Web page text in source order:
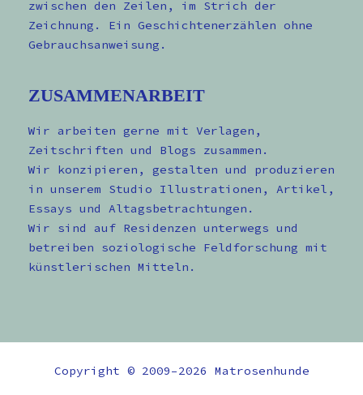
zwischen den Zeilen, im Strich der
Zeichnung. Ein Geschichtenerzählen ohne
Gebrauchsanweisung.
ZUSAMMENARBEIT
Wir arbeiten gerne mit Verlagen,
Zeitschriften und Blogs zusammen.
Wir konzipieren, gestalten und produzieren
in unserem Studio Illustrationen, Artikel,
Essays und Altagsbetrachtungen.
Wir sind auf Residenzen unterwegs und
betreiben soziologische Feldforschung mit
künstlerischen Mitteln.
Copyright © 2009–2026 Matrosenhunde